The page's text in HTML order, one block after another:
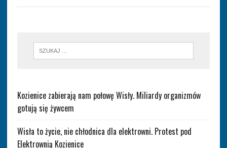
Kozienice zabierają nam połowę Wisły. Miliardy organizmów
gotują się żywcem
Wisła to życie, nie chłodnica dla elektrowni. Protest pod
Elektrownią Kozienice